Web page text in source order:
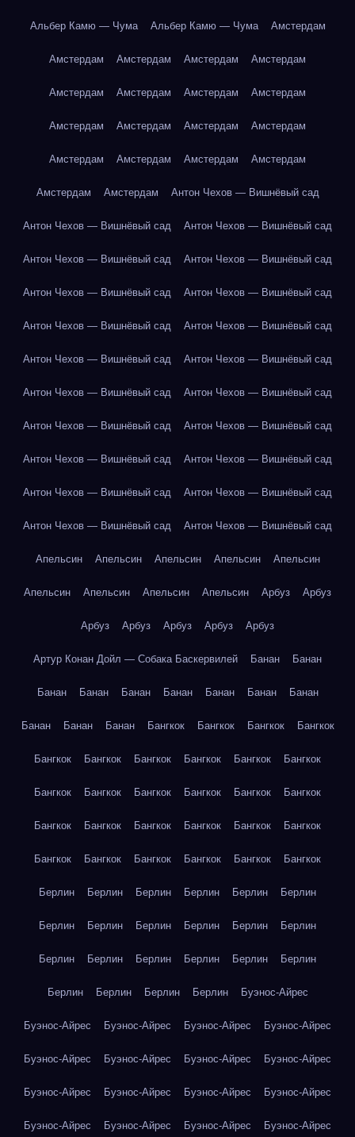
Альбер Камю — Чума Альбер Камю — Чума Амстердам
Амстердам Амстердам Амстердам Амстердам
Амстердам Амстердам Амстердам Амстердам
Амстердам Амстердам Амстердам Амстердам
Амстердам Амстердам Амстердам Амстердам
Амстердам Амстердам Антон Чехов — Вишнёвый сад
Антон Чехов — Вишнёвый сад Антон Чехов — Вишнёвый сад
Антон Чехов — Вишнёвый сад Антон Чехов — Вишнёвый сад
Антон Чехов — Вишнёвый сад Антон Чехов — Вишнёвый сад
Антон Чехов — Вишнёвый сад Антон Чехов — Вишнёвый сад
Антон Чехов — Вишнёвый сад Антон Чехов — Вишнёвый сад
Антон Чехов — Вишнёвый сад Антон Чехов — Вишнёвый сад
Антон Чехов — Вишнёвый сад Антон Чехов — Вишнёвый сад
Антон Чехов — Вишнёвый сад Антон Чехов — Вишнёвый сад
Антон Чехов — Вишнёвый сад Антон Чехов — Вишнёвый сад
Антон Чехов — Вишнёвый сад Антон Чехов — Вишнёвый сад
Апельсин Апельсин Апельсин Апельсин Апельсин
Апельсин Апельсин Апельсин Апельсин Арбуз Арбуз
Арбуз Арбуз Арбуз Арбуз Арбуз
Артур Конан Дойл — Собака Баскервилей Банан Банан
Банан Банан Банан Банан Банан Банан Банан
Банан Банан Банан Бангкок Бангкок Бангкок Бангкок
Бангкок Бангкок Бангкок Бангкок Бангкок Бангкок
Бангкок Бангкок Бангкок Бангкок Бангкок Бангкок
Бангкок Бангкок Бангкок Бангкок Бангкок Бангкок
Бангкок Бангкок Бангкок Бангкок Бангкок Бангкок
Берлин Берлин Берлин Берлин Берлин Берлин
Берлин Берлин Берлин Берлин Берлин Берлин
Берлин Берлин Берлин Берлин Берлин Берлин
Берлин Берлин Берлин Берлин Буэнос-Айрес
Буэнос-Айрес Буэнос-Айрес Буэнос-Айрес Буэнос-Айрес
Буэнос-Айрес Буэнос-Айрес Буэнос-Айрес Буэнос-Айрес
Буэнос-Айрес Буэнос-Айрес Буэнос-Айрес Буэнос-Айрес
Буэнос-Айрес Буэнос-Айрес Буэнос-Айрес Буэнос-Айрес